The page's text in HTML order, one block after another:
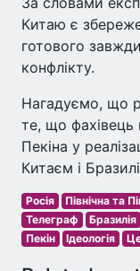
Китаю є
готового
конфлікту.
Нагадуємо, що
те, що фахівець
Пекіна у
Китаєм і
Росія Північна та
Телеграф
Бразилія
Пекін
Ідеологія